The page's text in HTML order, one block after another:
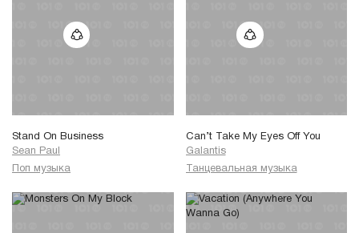
Stand On Business
Sean Paul
Поп музыка
Can’t Take My Eyes Off You
Galantis
Танцевальная музыка